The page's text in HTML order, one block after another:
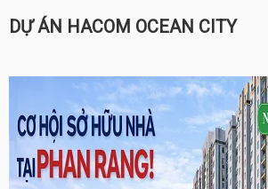
DỰ ÁN HACOM OCEAN CITY